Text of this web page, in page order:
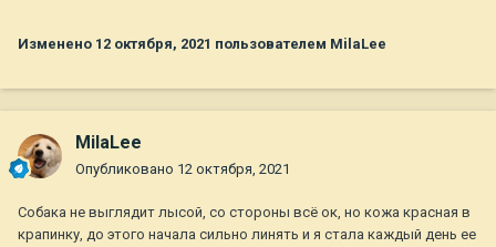
Изменено 12 октября, 2021 пользователем MilaLee
MilaLee
Опубликовано 12 октября, 2021
Собака не выглядит лысой, со стороны всё ок, но кожа красная в
крапинку, до этого начала сильно линять и я стала каждый день ее